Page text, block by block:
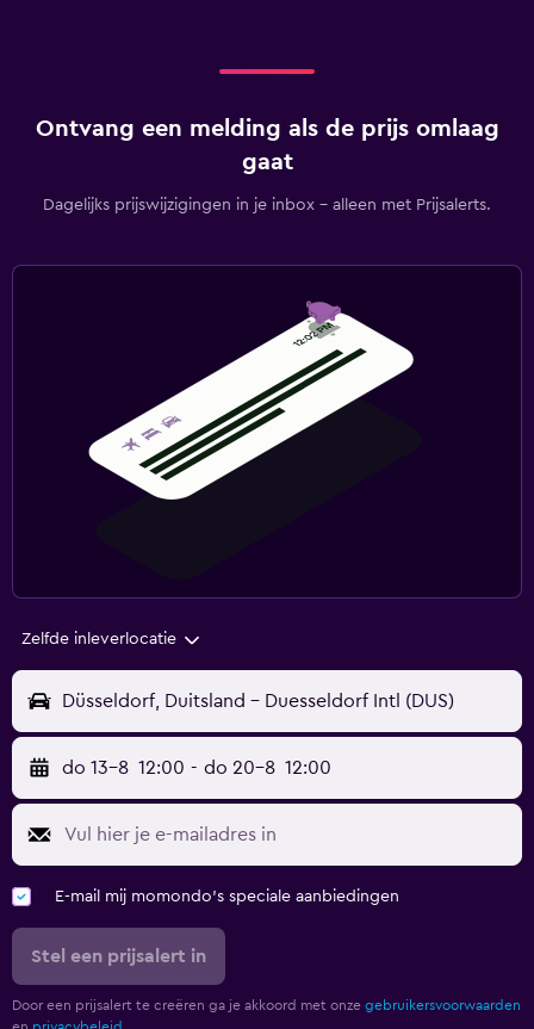
Ontvang een melding als de prijs omlaag
gaat
Dagelijks prijswijzigingen in je inbox - alleen met Prijsalerts.
Zelfde inleverlocatie
Düsseldorf, Duitsland - Duesseldorf Intl (DUS)
do 13-8 12:00 - do 20-8 12:00
E-mail mij momondo's speciale aanbiedingen
Stel een prijsalert in
Door een prijsalert te creëren ga je akkoord met onze gebruikersvoorwaarden